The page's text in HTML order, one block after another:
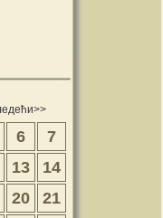
6
7
13
14
20
21